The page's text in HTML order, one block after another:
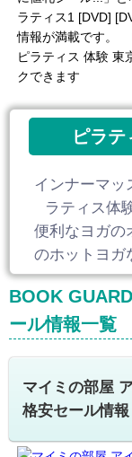
ラティス1 [DVD]
情報が満載です。
ピラティス 体験 東
クできます
ピラテ
インナーマッ
ラティス体
便利なヨガの
のホットヨ
BOOK
ール情報一覧
マイミの部屋
格安セール情報